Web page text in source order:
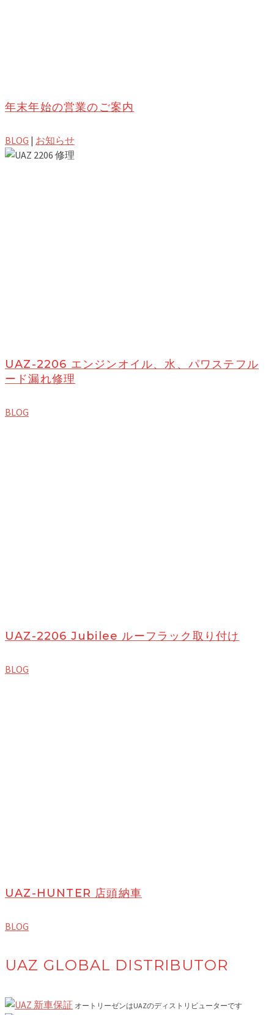
年末年始の営業のご案内
BLOG | お知らせ
UAZ-2206 エンジンオイル、水、パワステフル
ード漏れ修理
BLOG
UAZ-2206 Jubilee ルーフラック取り付け
BLOG
UAZ-HUNTER 店頭納車
BLOG
UAZ GLOBAL DISTRIBUTOR
オートリーゼンはUAZのディストリビューターです